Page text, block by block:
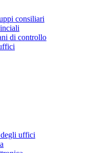
consiliari
di controllo
uffici